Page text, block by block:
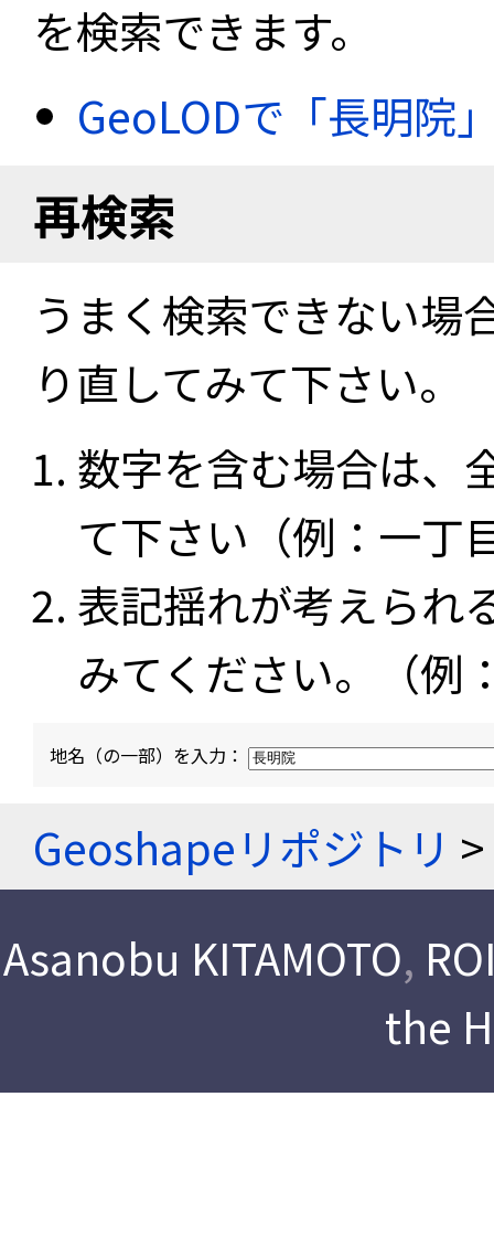
を検索できます。
GeoLODで「長明院
再検索
うまく検索できない場
り直してみて下さい。
数字を含む場合は、
て下さい（例：一
表記揺れが考えられ
みてください。（例
地名（の一部）を入力：
Geoshapeリポジトリ >
Asanobu KITAMOTO,
the